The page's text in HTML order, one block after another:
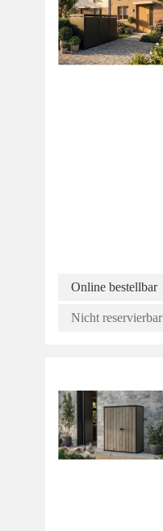
Online bestellbar
Nicht reservierbar